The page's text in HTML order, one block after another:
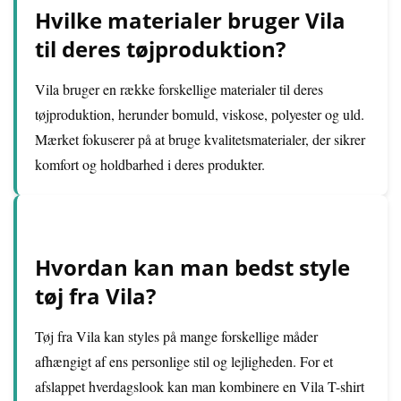
Hvilke materialer bruger Vila
til deres tøjproduktion?
Vila bruger en række forskellige materialer til deres
tøjproduktion, herunder bomuld, viskose, polyester og uld.
Mærket fokuserer på at bruge kvalitetsmaterialer, der sikrer
komfort og holdbarhed i deres produkter.
Hvordan kan man bedst style
tøj fra Vila?
Tøj fra Vila kan styles på mange forskellige måder
afhængigt af ens personlige stil og lejligheden. For et
afslappet hverdagslook kan man kombinere en Vila T-shirt